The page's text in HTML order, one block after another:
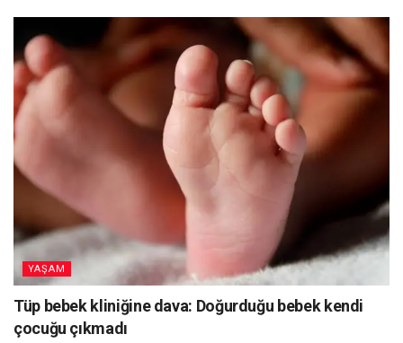
YAŞAM
Tüp bebek kliniğine dava: Doğurduğu bebek kendi
çocuğu çıkmadı